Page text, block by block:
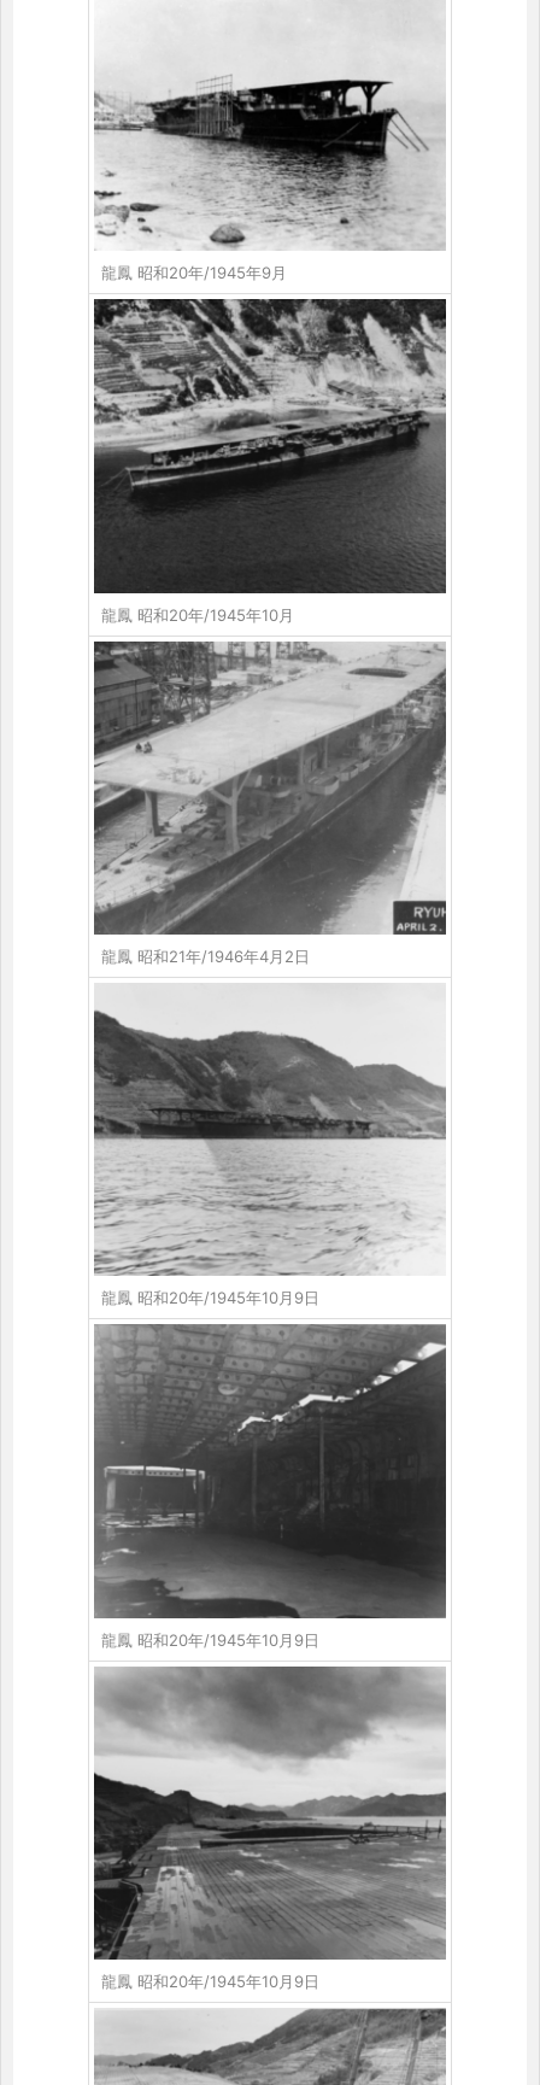
龍鳳 昭和20年/1945年9月
龍鳳 昭和20年/1945年10月
龍鳳 昭和21年/1946年4月2日
龍鳳 昭和20年/1945年10月9日
龍鳳 昭和20年/1945年10月9日
龍鳳 昭和20年/1945年10月9日